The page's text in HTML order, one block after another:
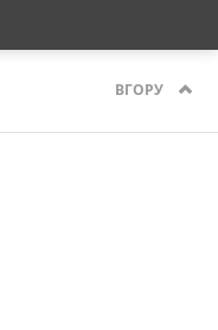
ВГОРУ